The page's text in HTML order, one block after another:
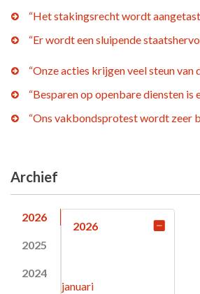
“Het stakingsrecht wordt
“Er wordt een sluipende
“Onze acties krijgen veel steun van
“Besparen op openbare diensten is
“Ons vakbondsprotest wordt zeer
Archief
2026
2025
2024
2026
januari